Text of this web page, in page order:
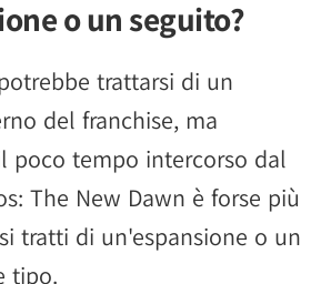
o un seguito?
trattarsi di un
del franchise, ma
poco tempo intercorso dal
The New Dawn è forse più
tratti di un'espansione o un
tipo.